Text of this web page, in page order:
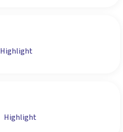
Highlight
Highlight